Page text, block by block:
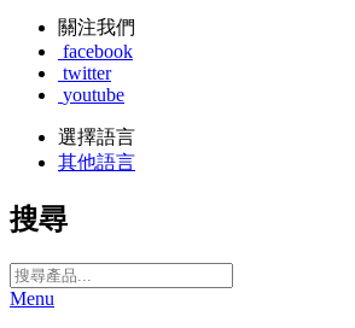
關注我們
facebook
twitter
youtube
選擇語言
其他語言
搜尋
Menu